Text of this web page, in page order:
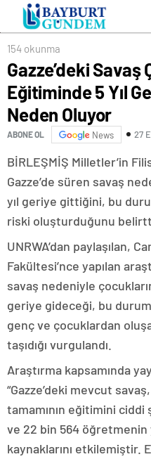
154 okunma
Gazze’deki Savaş
Eğitiminde 5 Yıl
Neden Oluyor
ABONE OL News 27
BİRLEŞMİŞ Milletler’in
Gazze’de süren savaş
yıl geriye gittiğini, bu
riski oluşturduğunu
UNRWA’dan paylaşılan,
Fakültesi’nce yapılan
savaş nedeniyle
geriye gideceği, bu
genç ve çocuklardan
taşıdığı vurgulandı.
Araştırma kapsamında
“Gazze’deki mevcut
tamamının eğitimini
ve 22 bin 564 öğretmenin
kaynaklarını etkilemiştir.